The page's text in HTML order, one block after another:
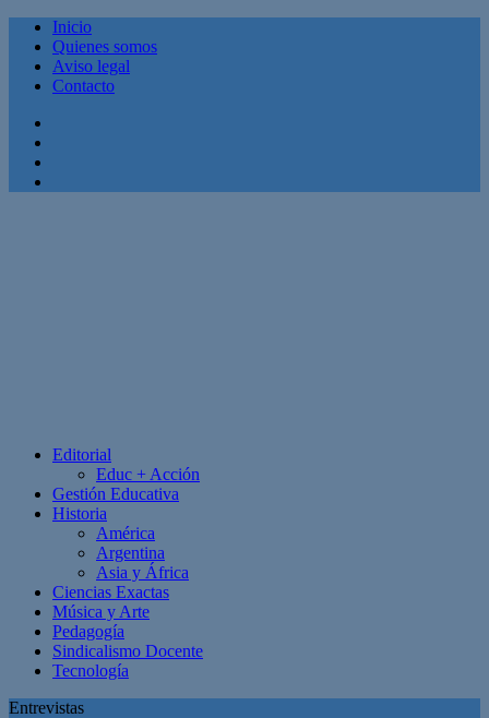
Inicio
Quienes somos
Aviso legal
Contacto
Editorial
Educ + Acción
Gestión Educativa
Historia
América
Argentina
Asia y África
Ciencias Exactas
Música y Arte
Pedagogía
Sindicalismo Docente
Tecnología
Entrevistas